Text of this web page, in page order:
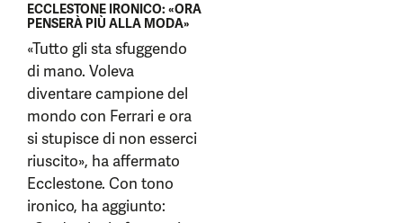
ECCLESTONE IRONICO: «ORA
PENSERÀ PIÙ ALLA MODA»
«Tutto gli sta sfuggendo
di mano. Voleva
diventare campione del
mondo con Ferrari e ora
si stupisce di non esserci
riuscito», ha affermato
Ecclestone. Con tono
ironico, ha aggiunto: